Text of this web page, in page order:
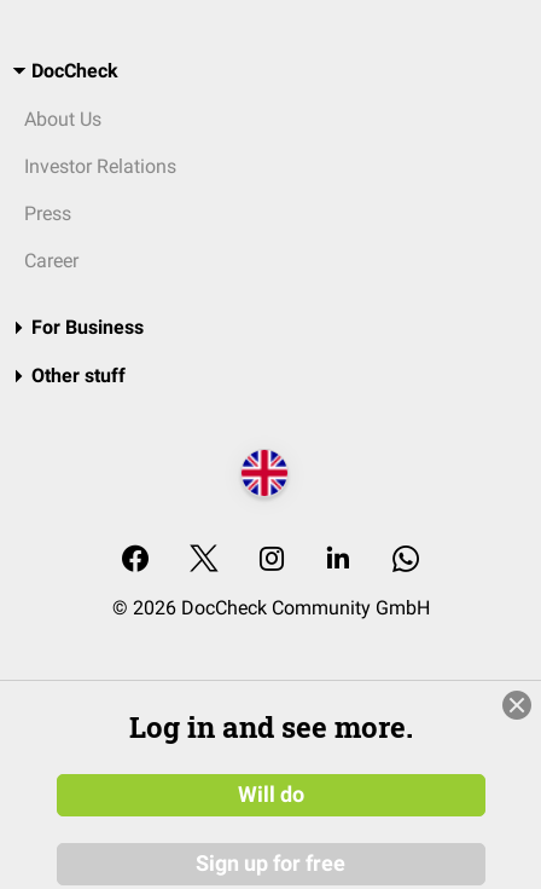
DocCheck
About Us
Investor Relations
Press
Career
For Business
Other stuff
© 2026 DocCheck Community GmbH
Log in and see more.
Will do
Sign up for free